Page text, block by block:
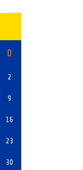
D
2
9
16
23
30